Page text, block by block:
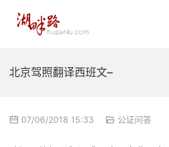
北京驾照翻译西班文–
07/06/2018 15:33 公证问答